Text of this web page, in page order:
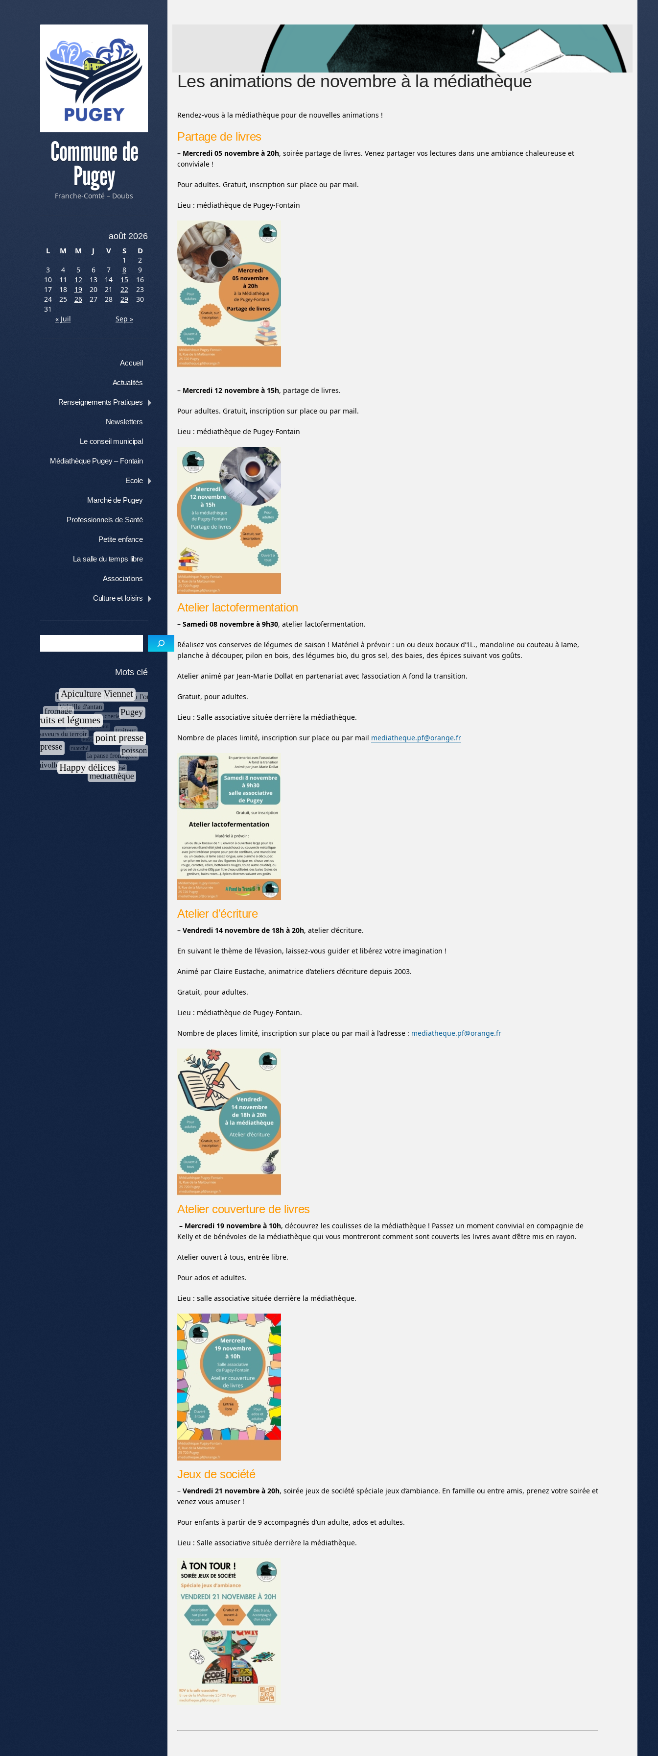
Commune de
Pugey
Franche-Comté – Doubs
août 2026
L
M M J V S D
1
2
3
4 5 6 7 8
9
10
11 12 13 14 15
16
17
18 19 20 21 22
23
24
25 26 27 28 29
30
31
« Juil
Sep »
Accueil
Actualités
Renseignements Pratiques
Newsletters
Le conseil municipal
Médiathèque Pugey – Fontain
Ecole
Marché de Pugey
Professionnels de Santé
Petite enfance
La salle du temps libre
Associations
Culture et loisirs
Les animations de novembre à la médiathèque
Rendez-vous à la médiathèque pour de nouvelles animations !
Partage de livres
– Mercredi 05 novembre à 20h, soirée partage de livres. Venez partager vos lectures dans une ambiance chaleureuse et
conviviale !
Pour adultes. Gratuit, inscription sur place ou par mail.
Lieu : médiathèque de Pugey-Fontain
– Mercredi 12 novembre à 15h, partage de livres.
Pour adultes. Gratuit, inscription sur place ou par mail.
Lieu : médiathèque de Pugey-Fontain
Atelier lactofermentation
– Samedi 08 novembre à 9h30, atelier lactofermentation.
Réalisez vos conserves de légumes de saison ! Matériel à prévoir : un ou deux bocaux d’1L., mandoline ou couteau à lame,
planche à découper, pilon en bois, des légumes bio, du gros sel, des baies, des épices suivant vos goûts.
Atelier animé par Jean-Marie Dollat en partenariat avec l’association A fond la transition.
Gratuit, pour adultes.
Lieu : Salle associative située derrière la médiathèque.
Nombre de places limité, inscription sur place ou par mail mediatheque.pf@orange.fr
Atelier d’écriture
– Vendredi 14 novembre de 18h à 20h, atelier d’écriture.
En suivant le thème de l’évasion, laissez-vous guider et libérez votre imagination !
Animé par Claire Eustache, animatrice d’ateliers d’écriture depuis 2003.
Gratuit, pour adultes.
Lieu : médiathèque de Pugey-Fontain.
Nombre de places limité, inscription sur place ou par mail à l’adresse : mediatheque.pf@orange.fr
Atelier couverture de livres
– Mercredi 19 novembre à 10h, découvrez les coulisses de la médiathèque ! Passez un moment convivial en compagnie de
Kelly et de bénévoles de la médiathèque qui vous montreront comment sont couverts les livres avant d’être mis en rayon.
Atelier ouvert à tous, entrée libre.
Pour ados et adultes.
Lieu : salle associative située derrière la médiathèque.
Jeux de société
– Vendredi 21 novembre à 20h, soirée jeux de société spéciale jeux d’ambiance. En famille ou entre amis, prenez votre soirée et
venez vous amuser !
Pour enfants à partir de 9 accompagnés d’un adulte, ados et adultes.
Lieu : Salle associative située derrière la médiathèque.
Mots clé